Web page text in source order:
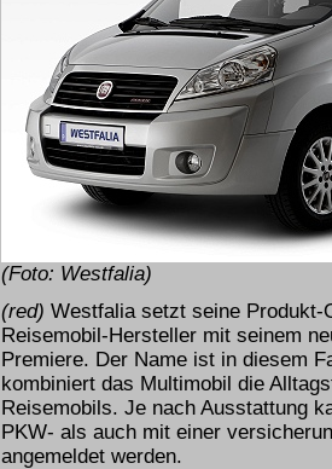
(Foto: Westfalia)
(red) Westfalia setzt seine
Reisemobil-Hersteller mit seinem
Premiere. Der Name ist in diesem
kombiniert das Multimobil die
Reisemobils. Je nach Ausstattung
PKW- als auch mit einer
angemeldet werden.